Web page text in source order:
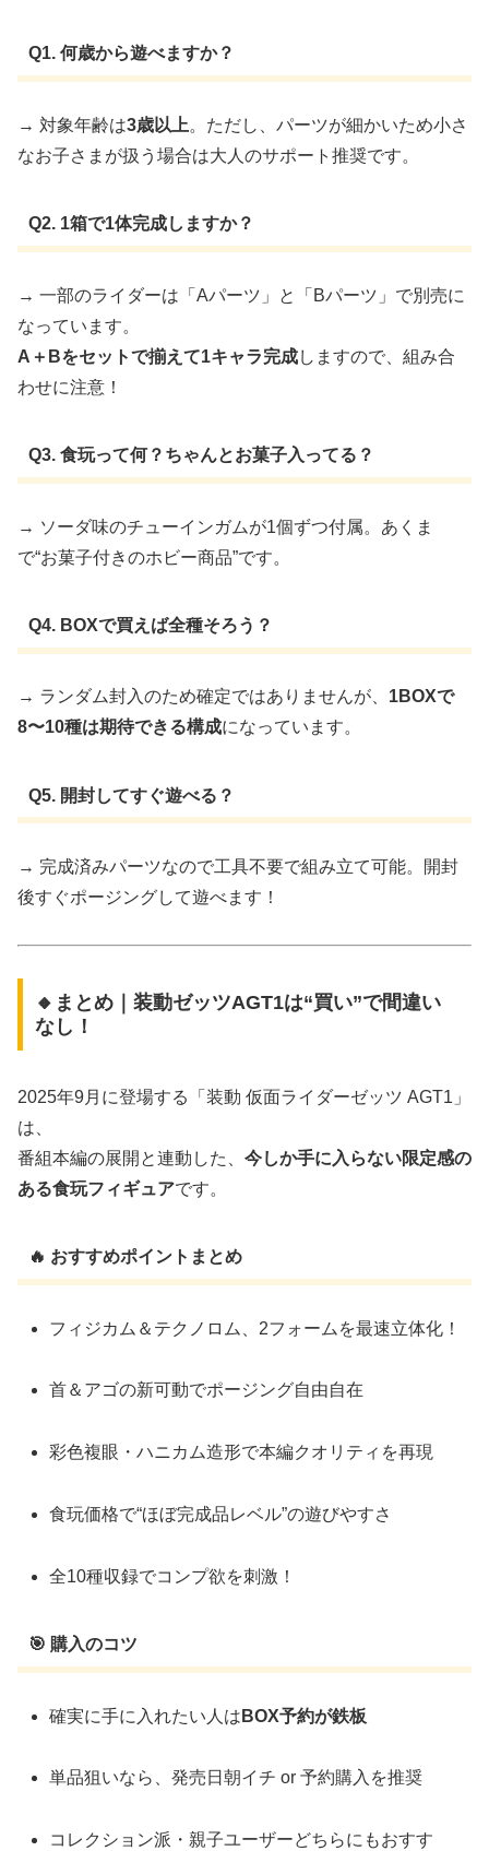
Q1. 何歳から遊べますか？
→ 対象年齢は3歳以上。ただし、パーツが細かいため小さ
なお子さまが扱う場合は大人のサポート推奨です。
Q2. 1箱で1体完成しますか？
→ 一部のライダーは「Aパーツ」と「Bパーツ」で別売に
なっています。
A＋Bをセットで揃えて1キャラ完成しますので、組み合
わせに注意！
Q3. 食玩って何？ちゃんとお菓子入ってる？
→ ソーダ味のチューインガムが1個ずつ付属。あくま
で“お菓子付きのホビー商品”です。
Q4. BOXで買えば全種そろう？
→ ランダム封入のため確定ではありませんが、 1BOXで
8〜10種は期待できる構成になっています。
Q5. 開封してすぐ遊べる？
→ 完成済みパーツなので工具不要で組み立て可能。開封
後すぐポージングして遊べます！
🔸まとめ｜装動ゼッツAGT1は“買い”で間違い
なし！
2025年9月に登場する「装動 仮面ライダーゼッツ AGT1」
は、
番組本編の展開と連動した、 今しか手に入らない限定感の
ある食玩フィギュアです。
🔥 おすすめポイントまとめ
フィジカム＆テクノロム、2フォームを最速立体化！
首＆アゴの新可動でポージング自由自在
彩色複眼・ハニカム造形で本編クオリティを再現
食玩価格で“ほぼ完成品レベル”の遊びやすさ
全10種収録でコンプ欲を刺激！
🎯 購入のコツ
確実に手に入れたい人は BOX予約が鉄板
単品狙いなら、発売日朝イチ or 予約購入を推奨
コレクション派・親子ユーザーどちらにもおすす